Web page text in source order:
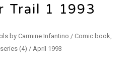
Trail 1 1993
by Carmine Infantino / Comic book,
(4) / April 1993